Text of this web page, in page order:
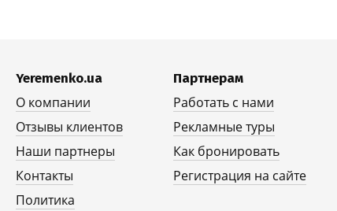
Yeremenko.ua
О компании
Отзывы клиентов
Наши партнеры
Контакты
Политика
Партнерам
Работать с нами
Рекламные туры
Как бронировать
Регистрация на сайте